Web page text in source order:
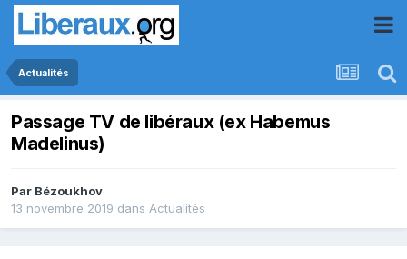
Actualités
Passage TV de libéraux (ex Habemus
Madelinus)
Par Bézoukhov
13 novembre 2019 dans Actualités